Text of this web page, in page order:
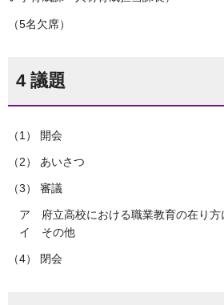
（5名欠席）
4 議題
（1） 開会
（2） あいさつ
（3） 審議
ア 府立高校における職業教育の在り方
イ その他
（4） 閉会